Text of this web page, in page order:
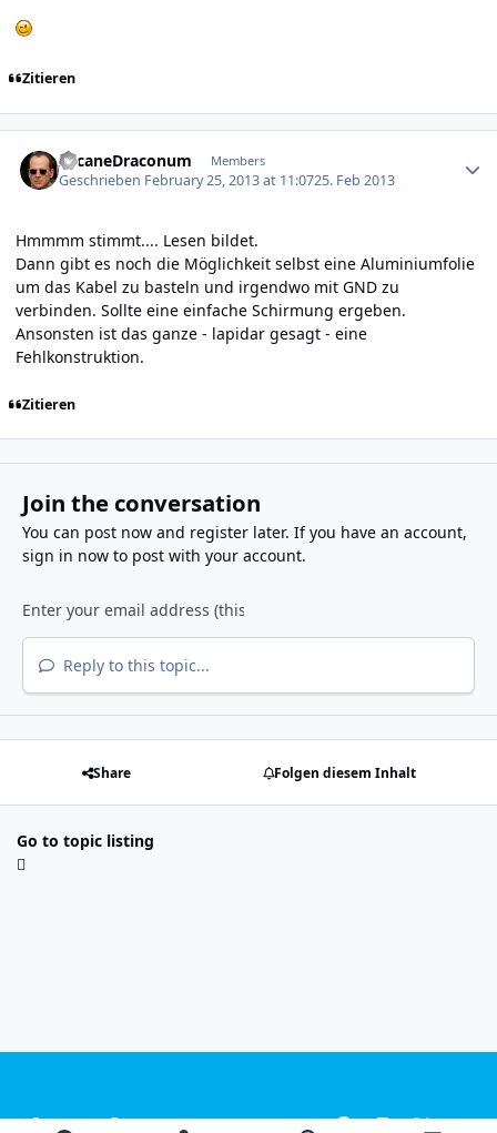
Zitieren
ArcaneDraconum Members
Geschrieben February 25, 2013 at 11:0725. Feb 2013
Hmmmm stimmt.... Lesen bildet.
Dann gibt es noch die Möglichkeit selbst eine Aluminiumfolie
um das Kabel zu basteln und irgendwo mit GND zu
verbinden. Sollte eine einfache Schirmung ergeben.
Ansonsten ist das ganze - lapidar gesagt - eine
Fehlkonstruktion.
Zitieren
Join the conversation
You can post now and register later. If you have an account,
sign in nowto post with your account.
Reply to this topic...
Share Folgen diesem Inhalt
Go to topic listing
Light ModeDark ModeSystem Preference f i x y